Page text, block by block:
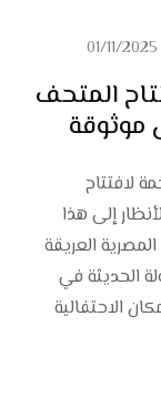
01/11/2025
افتتاح المتحف
موثوقة
لافتتاح
تتجه الأنظار إلى هذا
العريقة
الحديثة في
الاحتفالية